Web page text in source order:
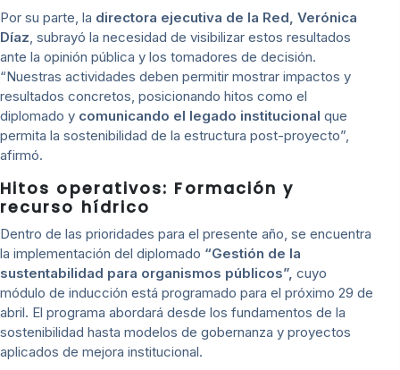
Por su parte, la directora ejecutiva de la Red, Verónica
Díaz, subrayó la necesidad de visibilizar estos resultados
ante la opinión pública y los tomadores de decisión.
“Nuestras actividades deben permitir mostrar impactos y
resultados concretos, posicionando hitos como el
diplomado y comunicando el legado institucional que
permita la sostenibilidad de la estructura post-proyecto”,
afirmó.
Hitos operativos: Formación y
recurso hídrico
Dentro de las prioridades para el presente año, se encuentra
la implementación del diplomado “Gestión de la
sustentabilidad para organismos públicos”, cuyo
módulo de inducción está programado para el próximo 29 de
abril. El programa abordará desde los fundamentos de la
sostenibilidad hasta modelos de gobernanza y proyectos
aplicados de mejora institucional.